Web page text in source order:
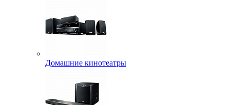
Домашние кинотеатры